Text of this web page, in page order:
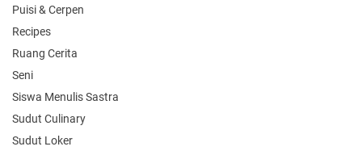
Puisi & Cerpen
Recipes
Ruang Cerita
Seni
Siswa Menulis Sastra
Sudut Culinary
Sudut Loker